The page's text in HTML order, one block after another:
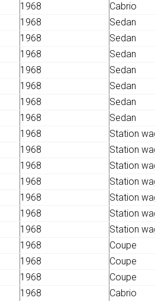
1968
Cabrio
1968
Sedan
1968
Sedan
1968
Sedan
1968
Sedan
1968
Sedan
1968
Sedan
1968
Sedan
1968
Station
1968
Station
1968
Station
1968
Station
1968
Station
1968
Station
1968
Station
1968
Coupe
1968
Coupe
1968
Coupe
1968 Cabrio